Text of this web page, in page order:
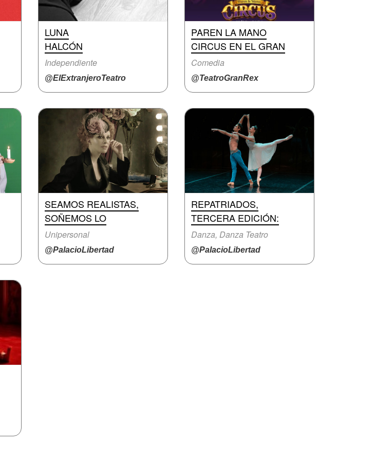
LUNA
HALCÓN
Independiente
@ElExtranjeroTeatro
PAREN LA MANO
CIRCUS EN EL GRAN
Comedia
@TeatroGranRex
SEAMOS REALISTAS,
SOÑEMOS LO
Unipersonal
@PalacioLibertad
REPATRIADOS,
TERCERA EDICIÓN:
Danza, Danza Teatro
@PalacioLibertad